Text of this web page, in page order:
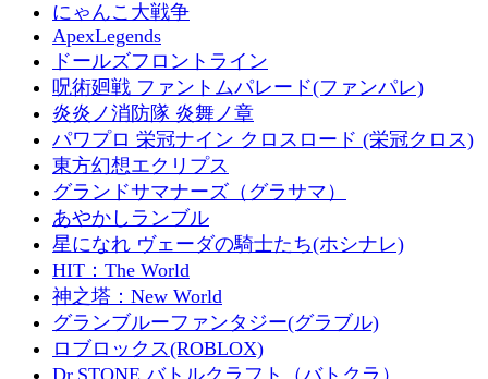
にゃんこ大戦争
ApexLegends
ドールズフロントライン
呪術廻戦 ファントムパレード(ファンパレ)
炎炎ノ消防隊 炎舞ノ章
パワプロ 栄冠ナイン クロスロード (栄冠クロス)
東方幻想エクリプス
グランドサマナーズ（グラサマ）
あやかしランブル
星になれ ヴェーダの騎士たち(ホシナレ)
HIT：The World
神之塔：New World
グランブルーファンタジー(グラブル)
ロブロックス(ROBLOX)
Dr.STONE バトルクラフト（バトクラ）